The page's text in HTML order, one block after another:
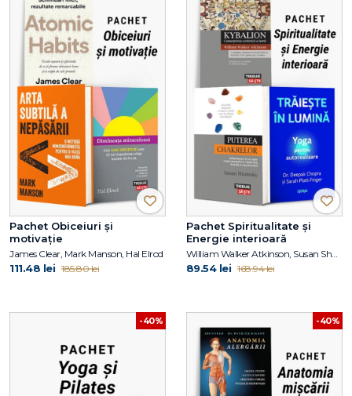
Pachet Obiceiuri și
motivație
James Clear, Mark Manson, Hal Elrod
111.48 lei 185.80 lei
Pachet Spiritualitate și
Energie interioară
89.54 lei 168.94 lei
-40% -40%